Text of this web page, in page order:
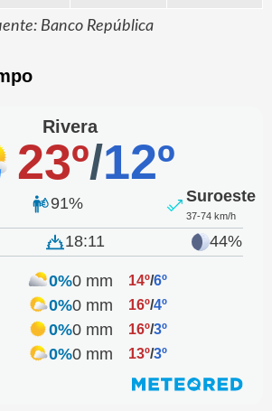
Banco República
Rivera
23º/12º
91% Suroeste
37-74 km/h
18:11 44%
0%0 mm 14º/6º
0%0 mm 16º/4º
0%0 mm 16º/3º
0%0 mm 13º/3º